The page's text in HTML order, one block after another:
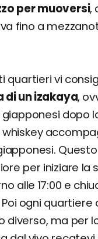
per muoversi,
fino a
quartieri vi
di un izakaya,
dopo
whiskey
per iniziare la
alle 17:00 e
Poi ogni
diverso, ma per